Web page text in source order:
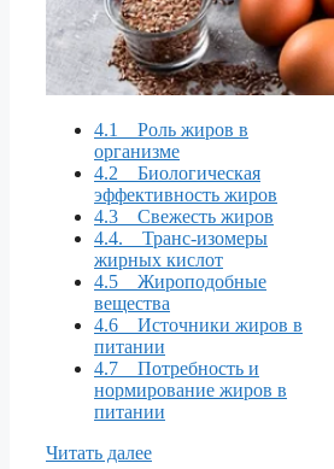
4.1 Роль жиров в
организме
4.2 Биологическая
эффективность жиров
4.3 Свежесть жиров
4.4. Транс-изомеры
жирных кислот
4.5 Жироподобные
вещества
4.6 Источники жиров в
питании
4.7 Потребность и
нормирование жиров в
питании
Читать далее